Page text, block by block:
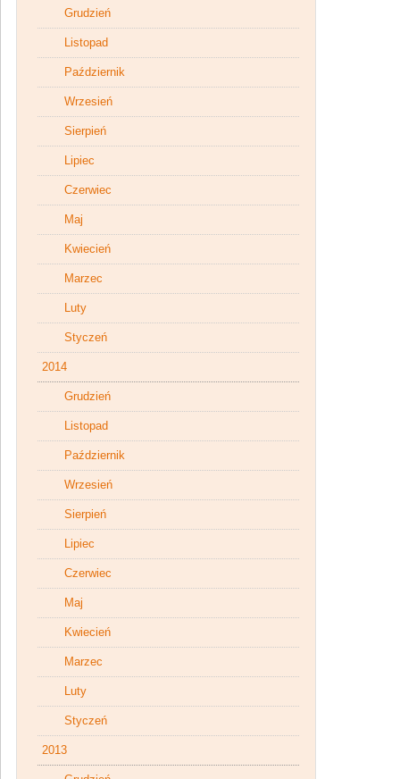
Grudzień
Listopad
Październik
Wrzesień
Sierpień
Lipiec
Czerwiec
Maj
Kwiecień
Marzec
Luty
Styczeń
2014
Grudzień
Listopad
Październik
Wrzesień
Sierpień
Lipiec
Czerwiec
Maj
Kwiecień
Marzec
Luty
Styczeń
2013